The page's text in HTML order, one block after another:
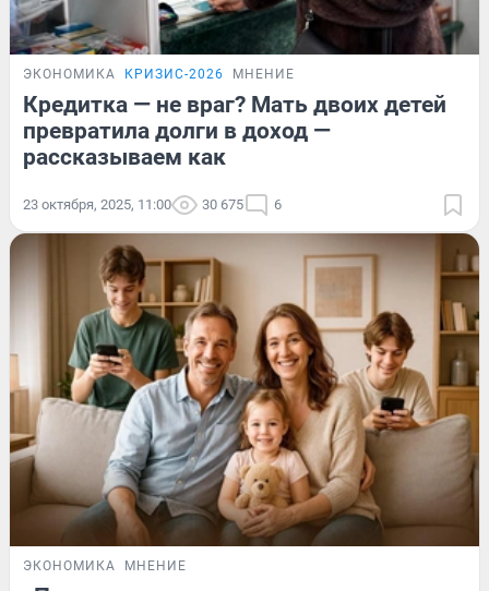
ЭКОНОМИКА КРИЗИС-2026 МНЕНИЕ
Кредитка — не враг? Мать двоих детей
превратила долги в доход —
рассказываем как
23 октября, 2025, 11:00 30 675 6
ЭКОНОМИКА МНЕНИЕ